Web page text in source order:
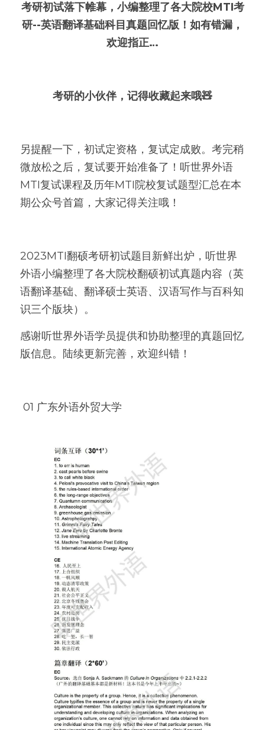
考研初试落下帷幕，小编整理了各大院校MTI考
研--英语翻译基础科目真题回忆版！如有错漏，
欢迎指正…
考研的小伙伴，记得收藏起来哦🧸
另提醒一下，初试定资格，复试定成败。考完稍
微放松之后，复试要开始准备了！听世界外语
MTI复试课程及历年MTI院校复试题型汇总在本
期公众号首篇，大家记得关注哦！
2023MTI翻硕考研初试题目新鲜出炉，听世界
外语小编整理了各大院校翻硕初试真题内容（英
语翻译基础、翻译硕士英语、汉语写作与百科知
识三个版块）。
感谢听世界外语学员提供和协助整理的真题回忆
版信息。陆续更新完善，欢迎纠错！
01 广东外语外贸大学